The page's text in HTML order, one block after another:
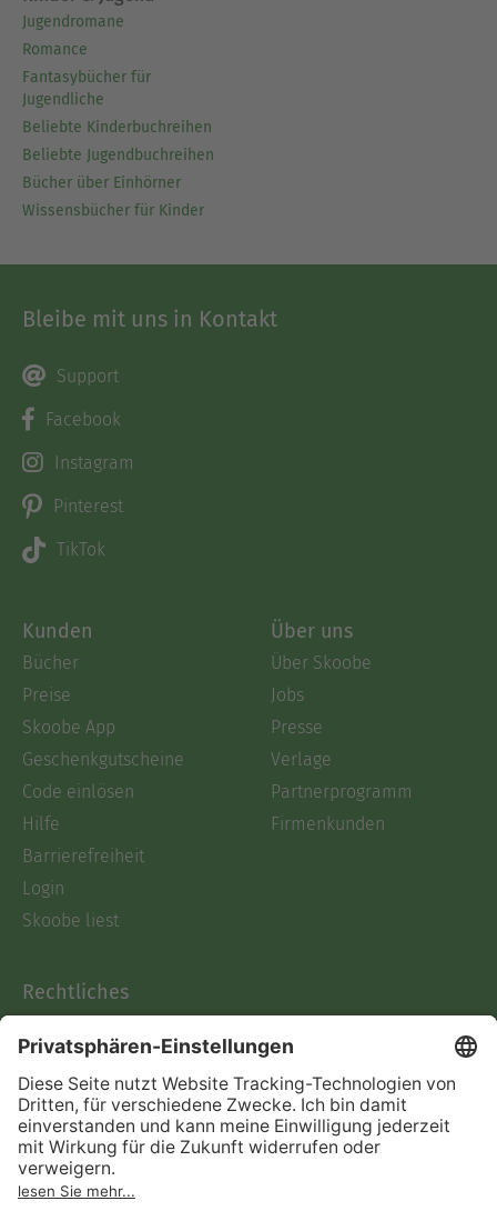
Jugendromane
Romance
Fantasybücher für
Jugendliche
Beliebte Kinderbuchreihen
Beliebte Jugendbuchreihen
Bücher über Einhörner
Wissensbücher für Kinder
Bleibe mit uns in Kontakt
Support
Facebook
Instagram
Pinterest
TikTok
Kunden
Bücher
Preise
Skoobe App
Geschenkgutscheine
Code einlösen
Hilfe
Barrierefreiheit
Login
Skoobe liest
Über uns
Über Skoobe
Jobs
Presse
Verlage
Partnerprogramm
Firmenkunden
Rechtliches
AGB
Informationen nach Data
Act
Verträge hier kündigen
Impressum